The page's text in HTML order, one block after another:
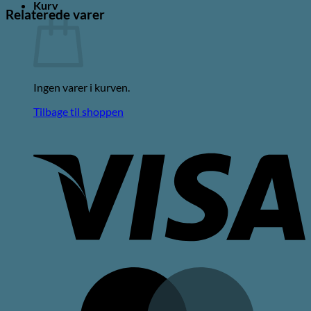
Kurv
Ingen varer i kurven.
Tilbage til shoppen
Relaterede varer